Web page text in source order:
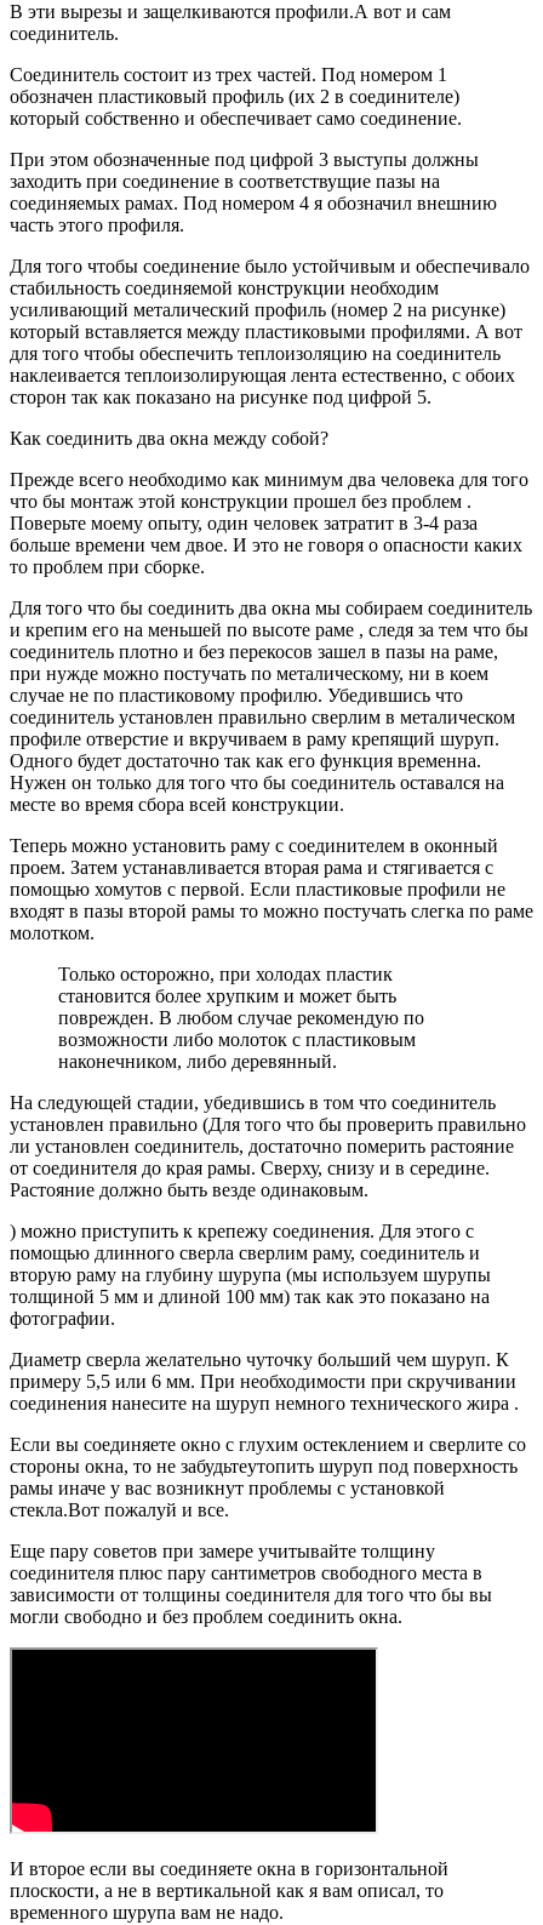
В эти вырезы и защелкиваются профили.А вот и сам
соединитель.
Соединитель состоит из трех частей. Под номером 1
обозначен пластиковый профиль (их 2 в соединителе)
который собственно и обеспечивает само соединение.
При этом обозначенные под цифрой 3 выступы должны
заходить при соединение в соответствущие пазы на
соединяемых рамах. Под номером 4 я обозначил внешнию
часть этого профиля.
Для того чтобы соединение было устойчивым и обеспечивало
стабильность соединяемой конструкции необходим
усиливающий металический профиль (номер 2 на рисунке)
который вставляется между пластиковыми профилями. А вот
для того чтобы обеспечить теплоизоляцию на соединитель
наклеивается теплоизолирующая лента естественно, с обоих
сторон так как показано на рисунке под цифрой 5.
Как соединить два окна между собой?
Прежде всего необходимо как минимум два человека для того
что бы монтаж этой конструкции прошел без проблем .
Поверьте моему опыту, один человек затратит в 3-4 раза
больше времени чем двое. И это не говоря о опасности каких
то проблем при сборке.
Для того что бы соединить два окна мы собираем соединитель
и крепим его на меньшей по высоте раме , следя за тем что бы
соединитель плотно и без перекосов зашел в пазы на раме,
при нужде можно постучать по металическому, ни в коем
случае не по пластиковому профилю. Убедившись что
соединитель установлен правильно сверлим в металическом
профиле отверстие и вкручиваем в раму крепящий шуруп.
Одного будет достаточно так как его функция временна.
Нужен он только для того что бы соединитель оставался на
месте во время сбора всей конструкции.
Теперь можно установить раму с соединителем в оконный
проем. Затем устанавливается вторая рама и стягивается с
помощью хомутов с первой. Если пластиковые профили не
входят в пазы второй рамы то можно постучать слегка по раме
молотком.
Только осторожно, при холодах пластик
становится более хрупким и может быть
поврежден. В любом случае рекомендую по
возможности либо молоток с пластиковым
наконечником, либо деревянный.
На следующей стадии, убедившись в том что соединитель
установлен правильно (Для того что бы проверить правильно
ли установлен соединитель, достаточно померить растояние
от соединителя до края рамы. Сверху, снизу и в середине.
Растояние должно быть везде одинаковым.
) можно приступить к крепежу соединения. Для этого с
помощью длинного сверла сверлим раму, соединитель и
вторую раму на глубину шурупа (мы используем шурупы
толщиной 5 мм и длиной 100 мм) так как это показано на
фотографии.
Диаметр сверла желательно чуточку больший чем шуруп. К
примеру 5,5 или 6 мм. При необходимости при скручивании
соединения нанесите на шуруп немного технического жира .
Если вы соединяете окно с глухим остеклением и сверлите со
стороны окна, то не забудьтеутопить шуруп под поверхность
рамы иначе у вас возникнут проблемы с установкой
стекла.Вот пожалуй и все.
Еще пару советов при замере учитывайте толщину
соединителя плюс пару сантиметров свободного места в
зависимости от толщины соединителя для того что бы вы
могли свободно и без проблем соединить окна.
И второе если вы соединяете окна в горизонтальной
плоскости, а не в вертикальной как я вам описал, то
временного шурупа вам не надо.